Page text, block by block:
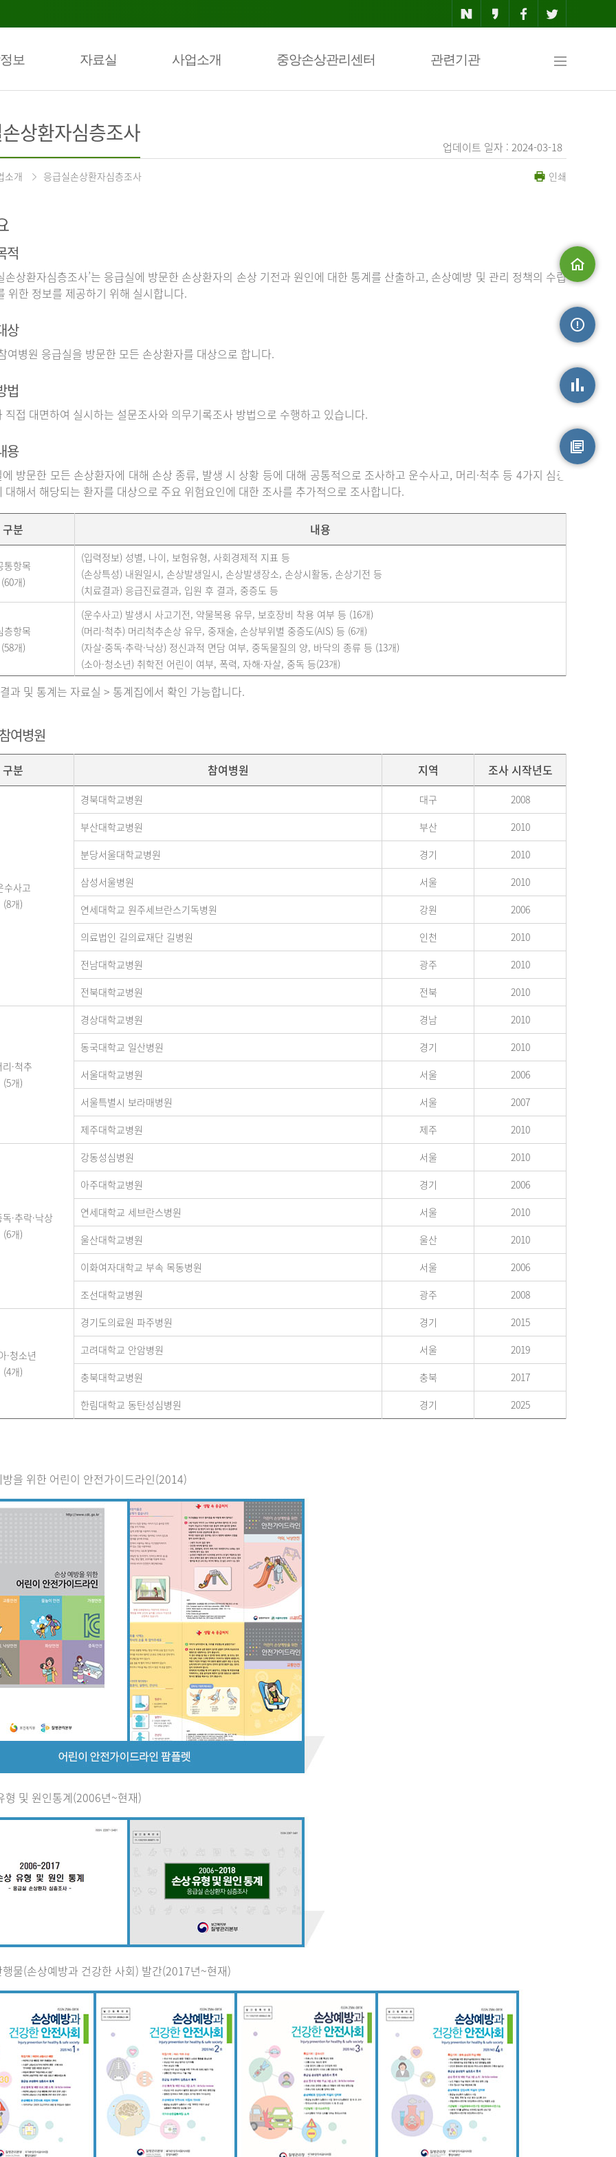
보 자료실 사업소개 중앙손상관리센터 관련기관
맵
업데이트 일자 : 2024-03-18
상환자심층조사
소개 응급실손상환자심층조사 인쇄
적
손상환자심층조사’는 응급실에 방문한 손상환자의 손상 기전과 원인에 대한 통계를 산출하고, 손상예방 및 관리 정책의 수립
위한 정보를 제공하기 위해 실시합니다.
상
여병원 응급실을 방문한 모든 손상환자를 대상으로 합니다.
법
직접 대면하여 실시하는 설문조사와 의무기록조사 방법으로 수행하고 있습니다.
용
방문한 모든 손상환자에 대해 손상 종류, 발생 시 상황 등에 대해 공통적으로 조사하고 운수사고, 머리·척추 등 4가지 심층
대해서 해당되는 환자를 대상으로 주요 위험요인에 대한 조사를 추가적으로 조사합니다.
구분 내용
통항목
(60개)
(입력정보) 성별, 나이, 보험유형, 사회경제적 지표 등
(손상특성) 내원일시, 손상발생일시, 손상발생장소, 손상시활동, 손상기전 등
(치료결과) 응급진료결과, 입원 후 결과, 중증도 등
층항목
(58개)
(운수사고) 발생시 사고기전, 약물복용 유무, 보호장비 착용 여부 등 (16개)
(머리·척추) 머리척추손상 유무, 중재술, 손상부위별 중증도(AIS) 등 (6개)
(자살·중독·추락·낙상) 정신과적 면담 여부, 중독물질의 양, 바닥의 종류 등 (13개)
(소아·청소년) 취학전 어린이 여부, 폭력, 자해·자살, 중독 등(23개)
과 및 통계는 자료실 > 통계집에서 확인 가능합니다.
여병원
구분 참여병원 지역 조사 시작년도
수사고
(8개)
경북대학교병원 대구
2008
부산대학교병원
부산
2010
분당서울대학교병원
경기
2010
삼성서울병원
서울
2010
연세대학교 원주세브란스기독병원
강원
2006
의료법인 길의료재단 길병원
인천
2010
전남대학교병원
광주
2010
전북대학교병원
전북 2010
·척추
(5개)
경상대학교병원 경남
2010
동국대학교 일산병원
경기
2010
서울대학교병원
서울
2006
서울특별시 보라매병원
서울
2007
제주대학교병원
제주 2010
·추락·낙상
(6개)
강동성심병원 서울
2010
아주대학교병원
경기
2006
연세대학교 세브란스병원
서울
2010
울산대학교병원
울산
2010
이화여자대학교 부속 목동병원
서울
2006
조선대학교병원
광주 2008
·청소년
(4개)
경기도의료원 파주병원 경기
2015
고려대학교 안암병원
서울
2019
충북대학교병원
충북
2017
한림대학교 동탄성심병원
경기 2025
을 위한 어린이 안전가이드라인(2014)
형 및 원인통계(2006년~현재)
물(손상예방과 건강한 사회) 발간(2017년~현재)